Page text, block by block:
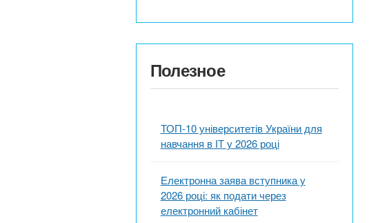
Полезное
ТОП-10 університетів України для
навчання в ІТ у 2026 році
Електронна заява вступника у
2026 році: як подати через
електронний кабінет